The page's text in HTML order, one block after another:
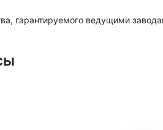
гарантируемого ведущими